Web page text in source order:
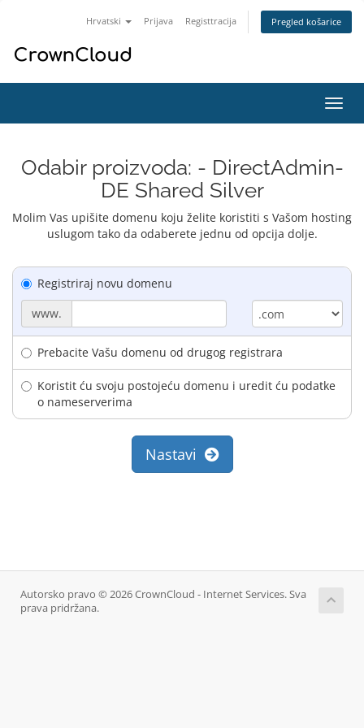
Hrvatski Prijava Registtracija Pregled košarice
Odabir proizvoda: - DirectAdmin-
DE Shared Silver
Molim Vas upišite domenu koju želite koristiti s Vašom hosting
uslugom tako da odaberete jednu od opcija dolje.
Registriraj novu domenu
www.
Prebacite Vašu domenu od drugog registrara
Koristit ću svoju postojeću domenu i uredit ću podatke
o nameserverima
Nastavi
Autorsko pravo © 2026 CrownCloud - Internet Services. Sva
prava pridržana.